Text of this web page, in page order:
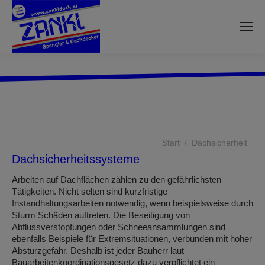
Sie befinden sich hier:
Start Dachsicherheit
Dachsicherheitssysteme
Arbeiten auf Dachflächen zählen zu den gefährlichsten
Tätigkeiten. Nicht selten sind kurzfristige
Instandhaltungsarbeiten notwendig, wenn beispielsweise durch
Sturm Schäden auftreten. Die Beseitigung von
Abflussverstopfungen oder Schneeansammlungen sind
ebenfalls Beispiele für Extremsituationen, verbunden mit hoher
Absturzgefahr. Deshalb ist jeder Bauherr laut
Bauarbeitenkoordinationsgesetz dazu verpflichtet ein